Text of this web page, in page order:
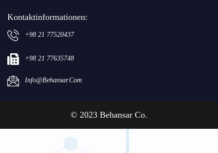
Kontaktinformationen:
+98 21 77520437
+98 21 77635748
Info@behansar.com
© 2023 Behansar Co.